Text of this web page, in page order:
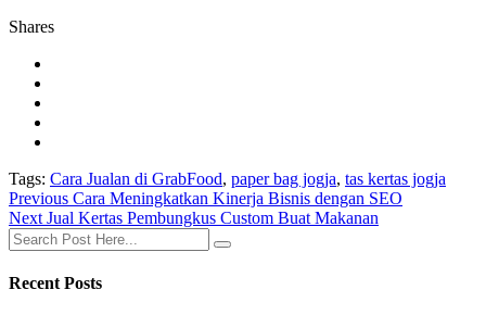
Shares
Tags: Cara Jualan di GrabFood, paper bag jogja, tas kertas jogja
Post
navigation
Previous Previous
post:
Cara Meningkatkan Kinerja Bisnis dengan SEO
Next Next
post:
Jual Kertas Pembungkus Custom Buat Makanan
Recent Posts